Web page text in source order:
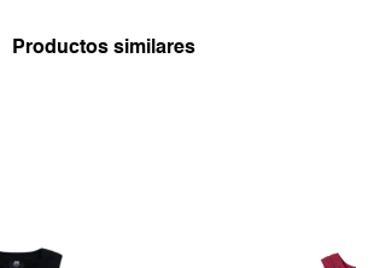
Productos similares